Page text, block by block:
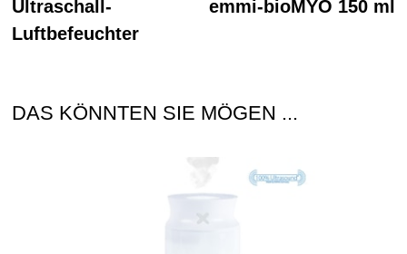
Ultraschall-
Luftbefeuchter
emmi-bioMYO 150 ml
DAS KÖNNTEN SIE MÖGEN ...